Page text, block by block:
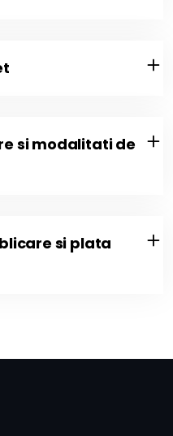
si modalitati de
si plata